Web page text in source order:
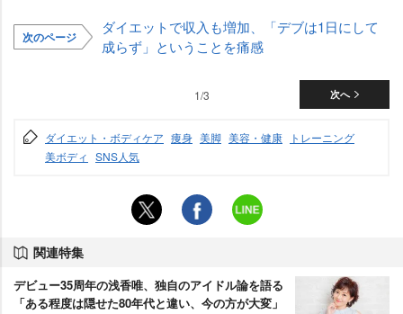
次のページ
ダイエットで収入も増加、「デブは1日にして
成らず」ということを痛感
次へ
1/3
ダイエット・ボディケア 痩身 美脚 美容・健康
トレーニング
美ボディ SNS人気
関連特集
デビュー35周年の浅香唯、独自のアイドル論を語る
「ある程度は隠せた80年代と違い、今の方が大変」